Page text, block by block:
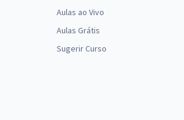
Aulas ao Vivo
Aulas Grátis
Sugerir Curso